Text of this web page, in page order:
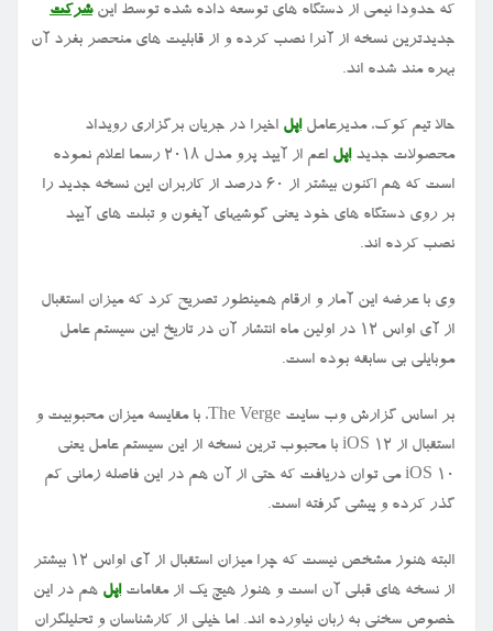
که حدودا نیمی از دستگاه های توسعه داده شده توسط اینشرکت
جدیدترین نسخه از آنرا نصب کرده و از قابلیت های منحصر بفرد آن
بهره مند شده اند.
حالا تیم کوک، مدیرعاملاپل اخیرا در جریان برگزاری رویداد
محصولات جدیداپل
اعم از آیپد پرو مدل ۲۰۱۸ رسما اعلام نموده
است که هم اکنون بیشتر از ۶۰ درصد از کاربران این نسخه جدید را
بر روی دستگاه های خود یعنی گوشیهای آیفون و تبلت های آیپد
نصب کرده اند.
وی با عرضه این آمار و ارقام همینطور تصریح کرد که میزان استقبال
از آی اواس ۱۲ در اولین ماه انتشار آن در تاریخ این سیستم عامل
موبایلی بی سابقه بوده است.
بر اساس گزارش وب سایت The Verge، با مقایسه میزان محبوبیت و
استقبال از iOS ۱۲ با محبوب ترین نسخه از این سیستم عامل یعنی
iOS ۱۰ می توان دریافت که حتی از آن هم در این فاصله زمانی کم
گذر کرده و پیشی گرفته است.
البته هنوز مشخص نیست که چرا میزان استقبال از آی اواس ۱۲ بیشتر
از نسخه های قبلی آن است و هنوز هیچ یک از مقاماتاپل هم در این
خصوص سخنی به زبان نیاورده اند. اما خیلی از کارشناسان و تحلیلگران